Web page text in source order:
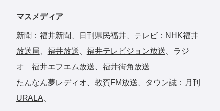
マスメディア
新聞： 福井新聞 日刊県民福井、テレビ： NHK福井
放送局
福井放送 福井テレビジョン放送 、ラジ
オ： 福井エフエム放送
福井街角放送
たんなん夢レディオ
敦賀FM放送 、タウン誌： 月刊
URALA